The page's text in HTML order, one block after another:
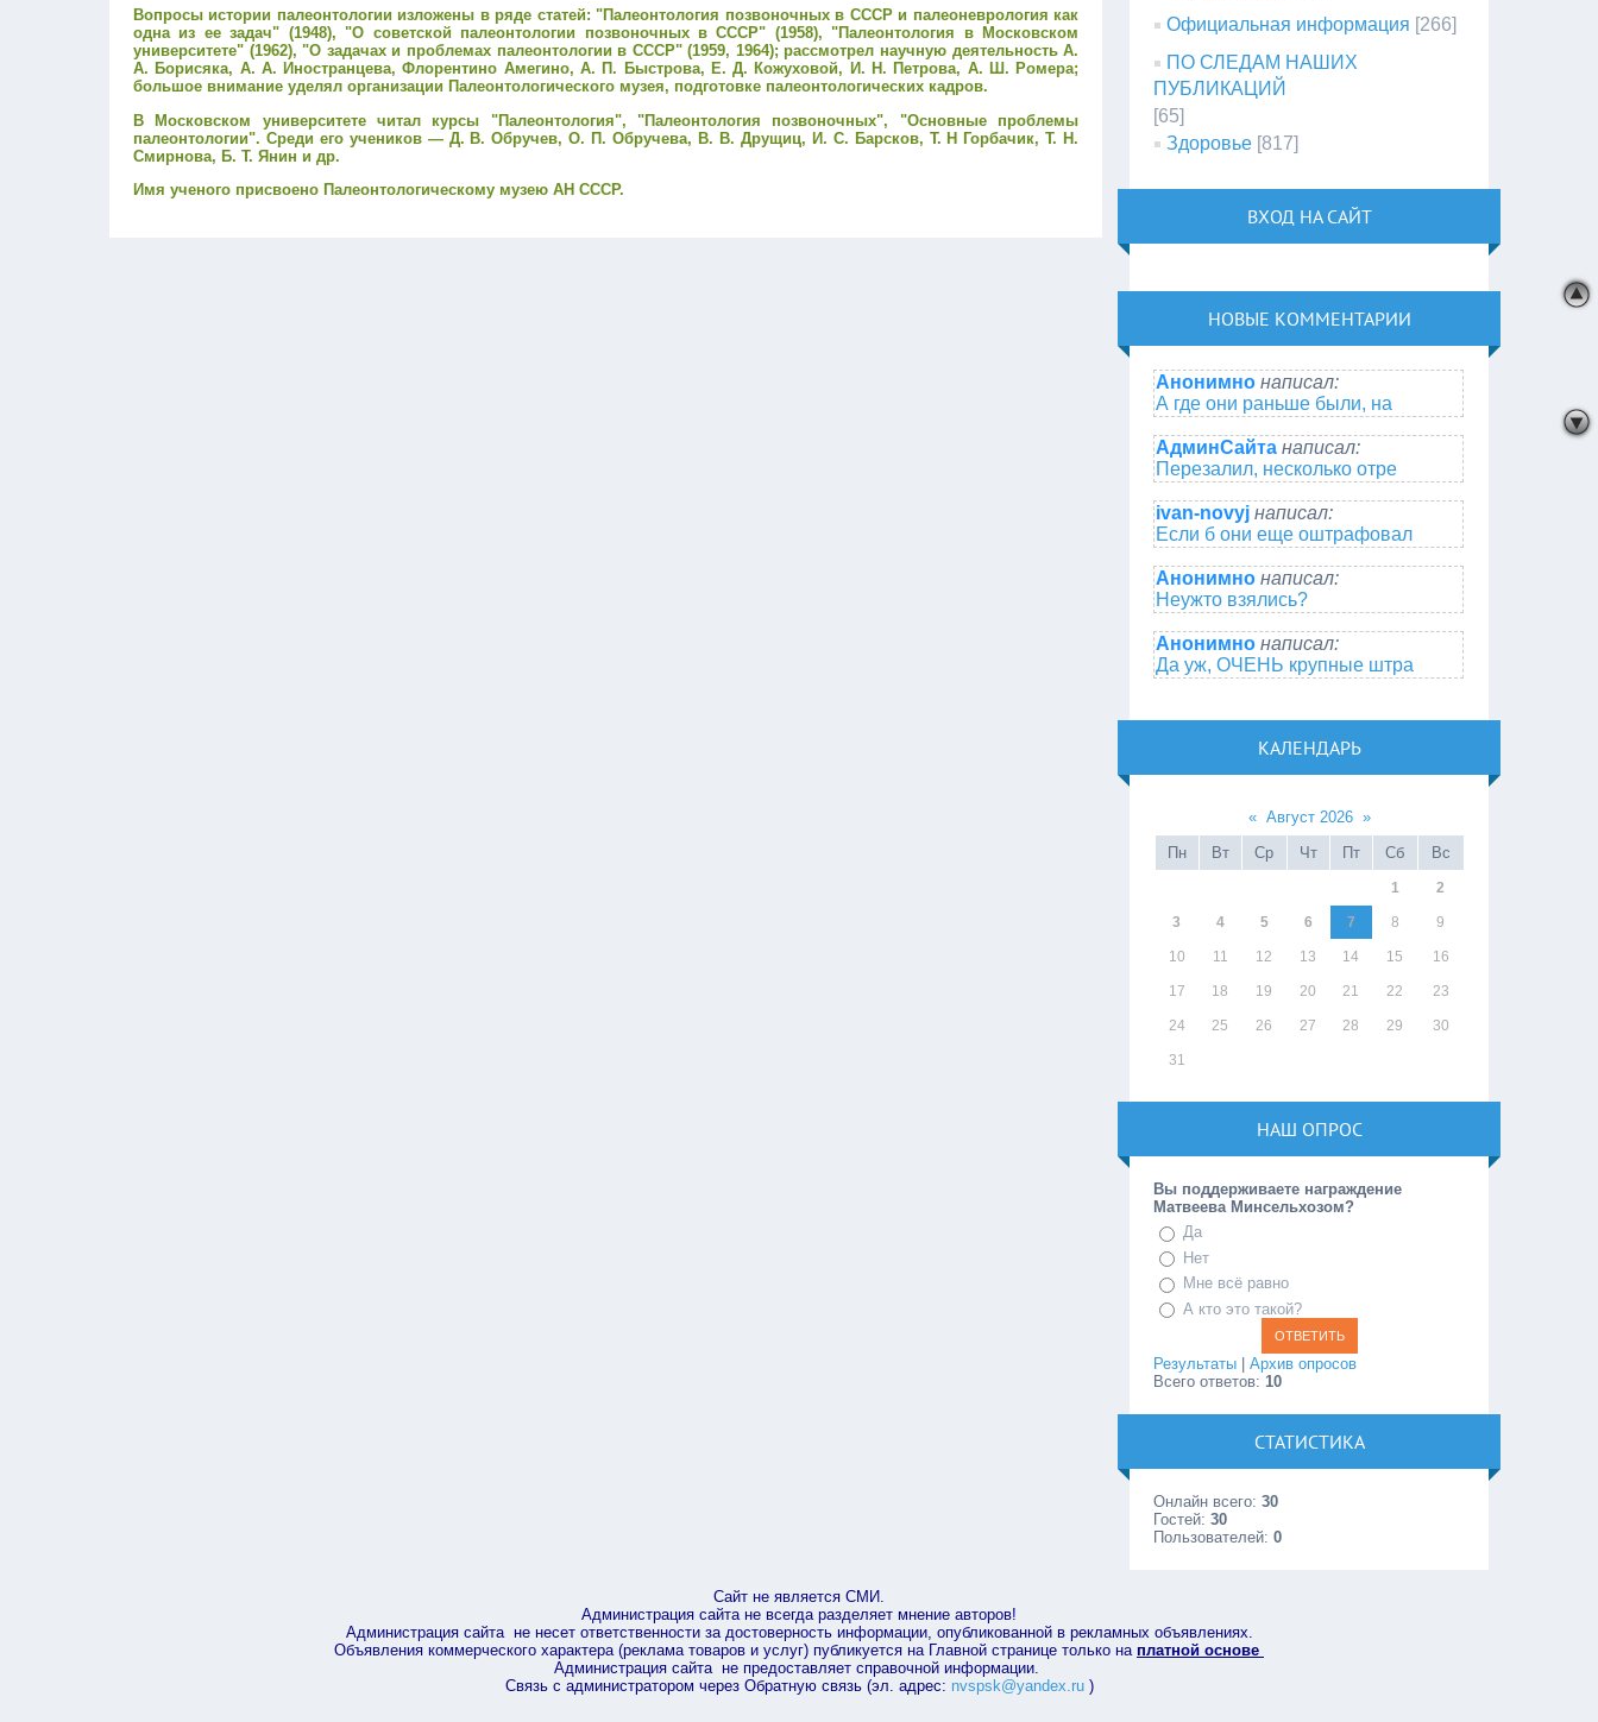
Вопросы истории палеонтологии изложены в ряде статей: "Палеонтология позвоночных в СССР и палеоневрология как
одна из ее задач" (1948), "О советской палеонтологии позвоночных в СССР" (1958), "Палеонтология в Московском
университете" (1962), "О задачах и проблемах палеонтологии в СССР" (1959, 1964); рассмотрел научную деятельность А.
А. Борисяка, А. А. Иностранцева, Флорентино Амегино, А. П. Быстрова, Е. Д. Кожуховой, И. Н. Петрова, А. Ш. Ромера;
большое внимание уделял организации Палеонтологического музея, подготовке палеонтологических кадров.
В Московском университете читал курсы "Палеонтология", "Палеонтология позвоночных", "Основные проблемы
палеонтологии". Среди его учеников — Д. В. Обручев, О. П. Обручева, В. В. Друщиц, И. С. Барсков, Т. Н Горбачик, Т. Н.
Смирнова, Б. Т. Янин и др.
Имя ученого присвоено Палеонтологическому музею АН СССР.
Официальная информация [266]
ПО СЛЕДАМ НАШИХ
ПУБЛИКАЦИЙ
[65]
Здоровье [817]
ВХОД НА САЙТ
НОВЫЕ КОММЕНТАРИИ
Анонимно написал:
А где они раньше были, на
АдминСайта написал:
Перезалил, несколько отре
ivan-novyj написал:
Если б они еще оштрафовал
Анонимно написал:
Неужто взялись?
Анонимно написал:
Да уж, ОЧЕНЬ крупные штра
КАЛЕНДАРЬ
« Август 2026 »
Пн
Вт Ср Чт Пт Сб Вс
1 2
3 4 5 6 7 8 9
10 11 12 13 14 15 16
17 18 19 20 21 22 23
24 25 26 27 28 29 30
31
НАШ ОПРОС
Вы поддерживаете награждение
Матвеева Минсельхозом?
Да
Нет
Мне всё равно
А кто это такой?
Результаты |Архив опросов
Всего ответов:10
СТАТИСТИКА
Онлайн всего:30
Гостей:30
Пользователей:0
Сайт не является СМИ.
Администрация сайта не всегда разделяет мнение авторов!
Администрация сайта не несет ответственности за достоверность информации, опубликованной в рекламных объявлениях.
Объявления коммерческого характера (реклама товаров и услуг) публикуется на Главной странице только на платной основе
Администрация сайта не предоставляет справочной информации.
Связь с администратором через Обратную связь (эл. адрес: nvspsk@yandex.ru)